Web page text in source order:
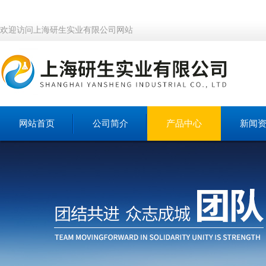
欢迎访问上海研生实业有限公司网站
网站首页 公司简介 产品中心 新闻